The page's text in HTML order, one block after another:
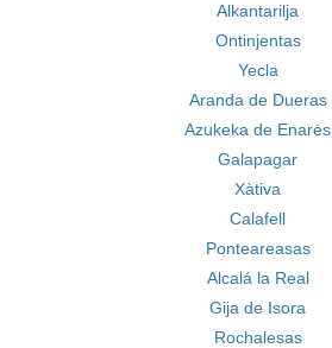
Alkantarilja
Ontinjentas
Yecla
Aranda de Dueras
Azukeka de Enarės
Galapagar
Xàtiva
Calafell
Ponteareasas
Alcalá la Real
Gija de Isora
Rochalesas